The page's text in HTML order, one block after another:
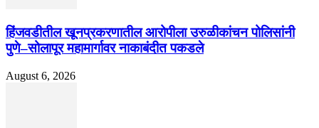
हिंजवडीतील खूनप्रकरणातील आरोपीला उरुळीकांचन पोलिसांनी
पुणे–सोलापूर महामार्गावर नाकाबंदीत पकडले
August 6, 2026